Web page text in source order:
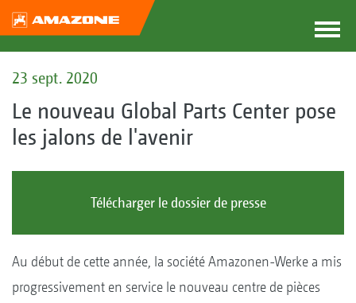
23 sept. 2020
Le nouveau Global Parts Center pose
les jalons de l'avenir
Télécharger le dossier de presse
Au début de cette année, la société Amazonen-Werke a mis
progressivement en service le nouveau centre de pièces